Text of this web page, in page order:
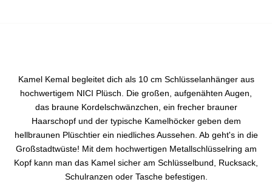
Kamel Kemal begleitet dich als 10 cm Schlüsselanhänger aus
hochwertigem NICI Plüsch. Die großen, aufgenähten Augen,
das braune Kordelschwänzchen, ein frecher brauner
Haarschopf und der typische Kamelhöcker geben dem
hellbraunen Plüschtier ein niedliches Aussehen. Ab geht's in die
Großstadtwüste! Mit dem hochwertigen Metallschlüsselring am
Kopf kann man das Kamel sicher am Schlüsselbund, Rucksack,
Schulranzen oder Tasche befestigen.